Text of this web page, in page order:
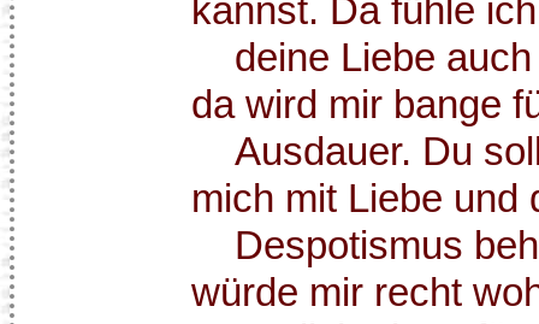
kannst. Da fühle
deine Liebe auch
da wird mir bange
Ausdauer. Du
mich mit Liebe und
Despotismus
würde mir recht